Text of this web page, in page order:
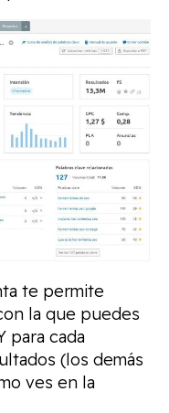
te permite
la que puedes
para cada
(los demás
ves en la